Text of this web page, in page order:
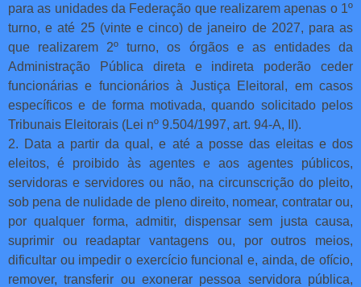
para as unidades da Federação que realizarem apenas o 1º
turno, e até 25 (vinte e cinco) de janeiro de 2027, para as
que realizarem 2º turno, os órgãos e as entidades da
Administração Pública direta e indireta poderão ceder
funcionárias e funcionários à Justiça Eleitoral, em casos
específicos e de forma motivada, quando solicitado pelos
Tribunais Eleitorais (Lei nº 9.504/1997, art. 94-A, II).
2. Data a partir da qual, e até a posse das eleitas e dos
eleitos, é proibido às agentes e aos agentes públicos,
servidoras e servidores ou não, na circunscrição do pleito,
sob pena de nulidade de pleno direito, nomear, contratar ou,
por qualquer forma, admitir, dispensar sem justa causa,
suprimir ou readaptar vantagens ou, por outros meios,
dificultar ou impedir o exercício funcional e, ainda, de ofício,
remover, transferir ou exonerar pessoa servidora pública,